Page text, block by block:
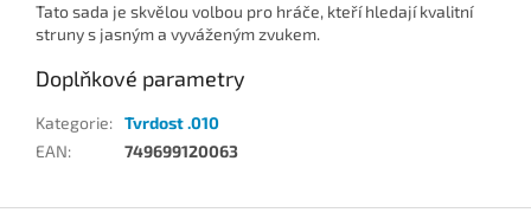
Tato sada je skvělou volbou pro hráče, kteří hledají kvalitní
struny s jasným a vyváženým zvukem.
Doplňkové parametry
Kategorie: Tvrdost .010
EAN: 749699120063